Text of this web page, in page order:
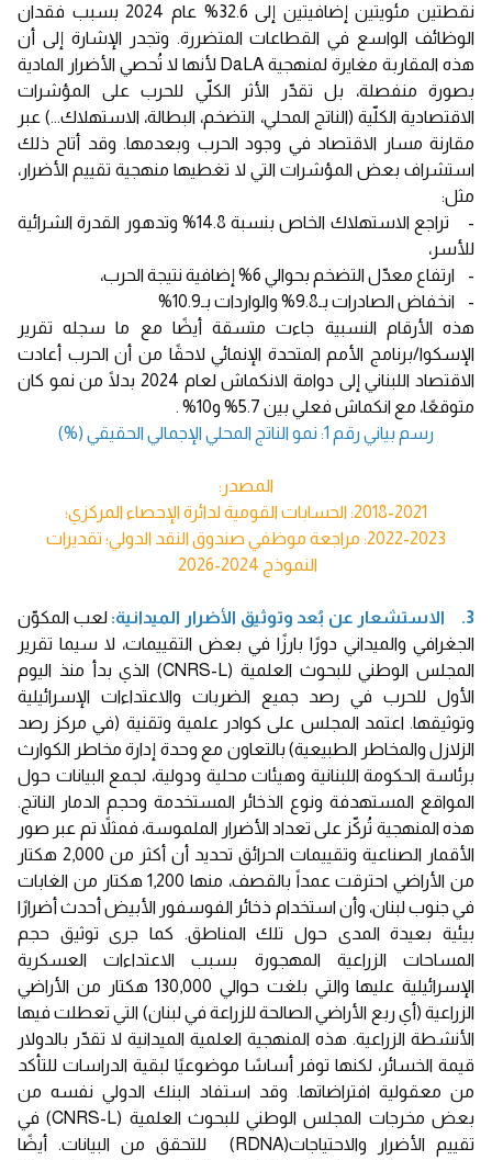
نقطتين مئويتين إضافيتين إلى 32.6% عام 2024 بسبب فقدان
الوظائف الواسع في القطاعات المتضررة. وتجدر الإشارة إلى أن
هذه المقاربة مغايرة لمنهجية DaLA لأنها لا تُحصي الأضرار المادية
بصورة منفصلة، بل تقدّر الأثر الكلّي للحرب على المؤشرات
الاقتصادية الكلّية (الناتج المحلي، التضخم، البطالة، الاستهلاك...) عبر
مقارنة مسار الاقتصاد في وجود الحرب وبعدمها. وقد أتاح ذلك
استشراف بعض المؤشرات التي لا تغطيها منهجية تقييم الأضرار،
مثل:
- تراجع الاستهلاك الخاص بنسبة 14.8% وتدهور القدرة الشرائية
للأسر،
- ارتفاع معدّل التضخم بحوالي 6% إضافية نتيجة الحرب،
- انخفاض الصادرات بـ9.8% والواردات بـ10.9%
هذه الأرقام النسبية جاءت متسقة أيضًا مع ما سجله تقرير
الإسكوا/برنامج الأمم المتحدة الإنمائي لاحقًا من أن الحرب أعادت
الاقتصاد اللبناني إلى دوامة الانكماش لعام 2024 بدلًا من نمو كان
متوقعًا، مع انكماش فعلي بين 5.7% و10% .
رسم بياني رقم 1: نمو الناتج المحلي الإجمالي الحقيقي (%)
المصدر:
2022-2023: مراجعة موظفي صندوق النقد الدولي؛ تقديرات
النموذج 2024-2026
3. الاستشعار عن بُعد وتوثيق الأضرار الميدانية:
لعب المكوّن
الجغرافي والميداني دورًا بارزًا في بعض التقييمات، لا سيما تقرير
المجلس الوطني للبحوث العلمية (CNRS-L) الذي بدأ منذ اليوم
الأول للحرب في رصد جميع الضربات والاعتداءات الإسرائيلية
وتوثيقها. اعتمد المجلس على كوادر علمية وتقنية (في مركز رصد
الزلازل والمخاطر الطبيعية) بالتعاون مع وحدة إدارة مخاطر الكوارث
برئاسة الحكومة اللبنانية وهيئات محلية ودولية، لجمع البيانات حول
المواقع المستهدفة ونوع الذخائر المستخدمة وحجم الدمار الناتج.
هذه المنهجية تُركّز على تعداد الأضرار الملموسة، فمثلاً تم عبر صور
الأقمار الصناعية وتقييمات الحرائق تحديد أن أكثر من 2,000 هكتار
من الأراضي احترقت عمداً بالقصف، منها 1,200 هكتار من الغابات
في جنوب لبنان، وأن استخدام ذخائر الفوسفور الأبيض أحدث أضرارًا
بيئية بعيدة المدى حول تلك المناطق. كما جرى توثيق حجم
المساحات الزراعية المهجورة بسبب الاعتداءات العسكرية
الإسرائيلية عليها والتي بلغت حوالي 130,000 هكتار من الأراضي
الزراعية (أي ربع الأراضي الصالحة للزراعة في لبنان) التي تعطلت فيها
الأنشطة الزراعية. هذه المنهجية العلمية الميدانية لا تقدّر بالدولار
قيمة الخسائر، لكنها توفر أساسًا موضوعيًا لبقية الدراسات للتأكد
من معقولية افتراضاتها. وقد استفاد البنك الدولي نفسه من
بعض مخرجات المجلس الوطني للبحوث العلمية (CNRS-L) في
تقييم الأضرار والاحتياجات(RDNA) للتحقق من البيانات. أيضًا